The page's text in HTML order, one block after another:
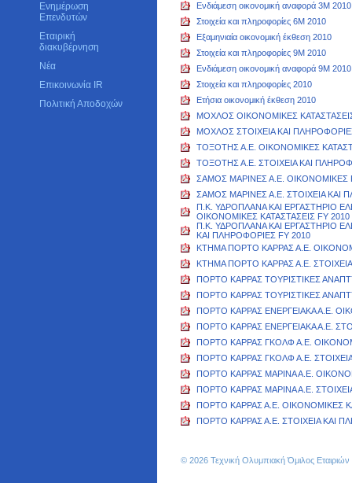
Ενημέρωση
Επενδυτών
Εταιρική
διακυβέρνηση
Νέα
Επικοινωνία IR
Πολιτική Αποδοχών
Ενδιάμεση οικονομική αναφορά 3M 2010
Στοιχεία και πληροφορίες 6Μ 2010
Εξαμηνιαία οικονομική έκθεση 2010
Στοιχεία και πληροφορίες 9Μ 2010
Ενδιάμεση οικονομική αναφορά 9M 2010
Στοιχεία και πληροφορίες 2010
Ετήσια οικονομική έκθεση 2010
ΜΟΧΛΟΣ ΟΙΚΟΝΟΜΙΚΕΣ
ΜΟΧΛΟΣ ΣΤΟΙΧΕΙΑ ΚΑΙ
ΤΟΞΟΤΗΣ Α.Ε. ΟΙΚΟΝΟΜΙΚΕΣ
ΤΟΞΟΤΗΣ Α.Ε. ΣΤΟΙΧΕΙΑ ΚΑΙ
ΣΑΜΟΣ ΜΑΡΙΝΕΣ Α.Ε. ΟΙΚΟΝΟΜΙΚΕΣ
ΣΑΜΟΣ ΜΑΡΙΝΕΣ Α.Ε. ΣΤΟΙΧΕΙΑ ΚΑΙ
Π.Κ. ΥΔΡΟΠΛΑΝΑ ΚΑΙ ΕΡΓΑΣΤΗΡΙΟ
ΟΙΚΟΝΟΜΙΚΕΣ ΚΑΤΑΣΤΑΣΕΙΣ FY 2010
Π.Κ. ΥΔΡΟΠΛΑΝΑ ΚΑΙ ΕΡΓΑΣΤΗΡΙΟ
ΚΑΙ ΠΛΗΡΟΦΟΡΙΕΣ FY 2010
ΚΤΗΜΑ ΠΟΡΤΟ ΚΑΡΡΑΣ Α.Ε.
ΚΤΗΜΑ ΠΟΡΤΟ ΚΑΡΡΑΣ Α.Ε.
ΠΟΡΤΟ ΚΑΡΡΑΣ ΤΟΥΡΙΣΤΙΚΕΣ
ΠΟΡΤΟ ΚΑΡΡΑΣ ΤΟΥΡΙΣΤΙΚΕΣ
ΠΟΡΤΟ ΚΑΡΡΑΣ ΕΝΕΡΓΕΙΑΚΑ Α.Ε.
ΠΟΡΤΟ ΚΑΡΡΑΣ ΕΝΕΡΓΕΙΑΚΑ Α.Ε.
ΠΟΡΤΟ ΚΑΡΡΑΣ ΓΚΟΛΦ Α.Ε.
ΠΟΡΤΟ ΚΑΡΡΑΣ ΓΚΟΛΦ Α.Ε.
ΠΟΡΤΟ ΚΑΡΡΑΣ ΜΑΡΙΝΑ Α.Ε.
ΠΟΡΤΟ ΚΑΡΡΑΣ ΜΑΡΙΝΑ Α.Ε.
ΠΟΡΤΟ ΚΑΡΡΑΣ Α.Ε. ΟΙΚΟΝΟΜΙΚΕΣ
ΠΟΡΤΟ ΚΑΡΡΑΣ Α.Ε. ΣΤΟΙΧΕΙΑ ΚΑΙ
© 2026 Τεχνική Ολυμπιακή Όμιλος